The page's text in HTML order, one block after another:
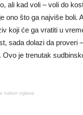
ali kad voli – voli do
ono što ga najviše boli.
koji će ga vratiti u
sada dolazi da proveri
je trenutak
nakon oglasa